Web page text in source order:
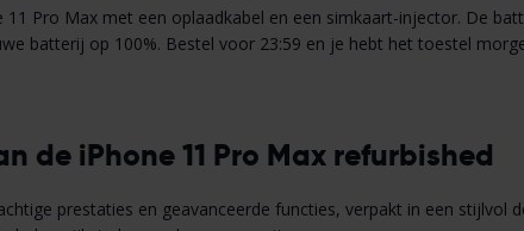
11 Pro Max met een oplaadkabel en een simkaart-injector. De
batterij op 100%. Bestel voor 23:59 en je hebt het toestel
de iPhone 11 Pro Max refurbished
prestaties en geavanceerde functies, verpakt in een stijlvol